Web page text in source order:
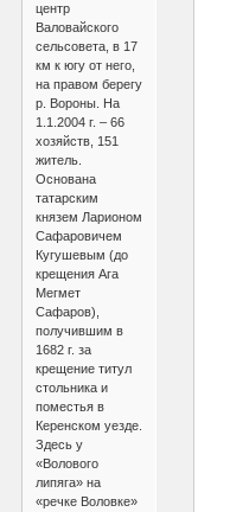
центр
Валовайского
сельсовета, в 17
км к югу от него,
на правом берегу
р. Вороны. На
1.1.2004 г. – 66
хозяйств, 151
житель.
Основана
татарским
князем Ларионом
Сафаровичем
Кугушевым (до
крещения Ага
Мегмет
Сафаров),
получившим в
1682 г. за
крещение титул
стольника и
поместья в
Керенском уезде.
Здесь у
«Волового
липяга» на
«речке Воловке»